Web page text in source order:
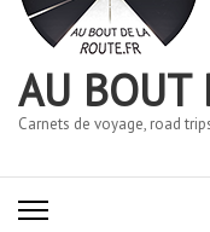
AU BOUT
Carnets de voyage, road